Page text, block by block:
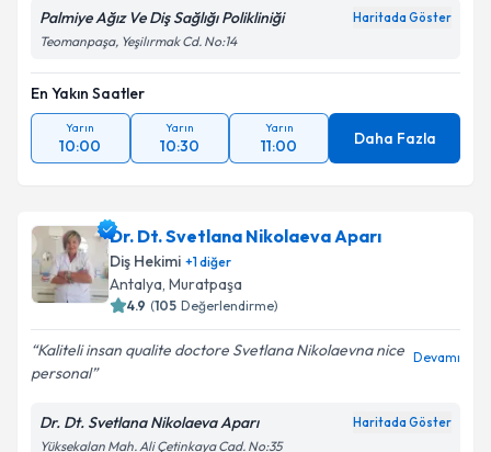
Palmiye Ağız Ve Diş Sağlığı Polikliniği Haritada Göster
Teomanpaşa, Yeşilırmak Cd. No:14
En Yakın Saatler
Yarın
10:00
Yarın
10:30
Yarın
11:00 Daha Fazla
Dr. Dt. Svetlana Nikolaeva Aparı
Diş Hekimi +1diğer
Antalya, Muratpaşa
4.9 (105 Değerlendirme)
Kaliteli insan qualite doctore Svetlana Nikolaevna nice
personal
Devamı
Dr. Dt. Svetlana Nikolaeva Aparı Haritada Göster
Yüksekalan Mah. Ali Çetinkaya Cad. No:35